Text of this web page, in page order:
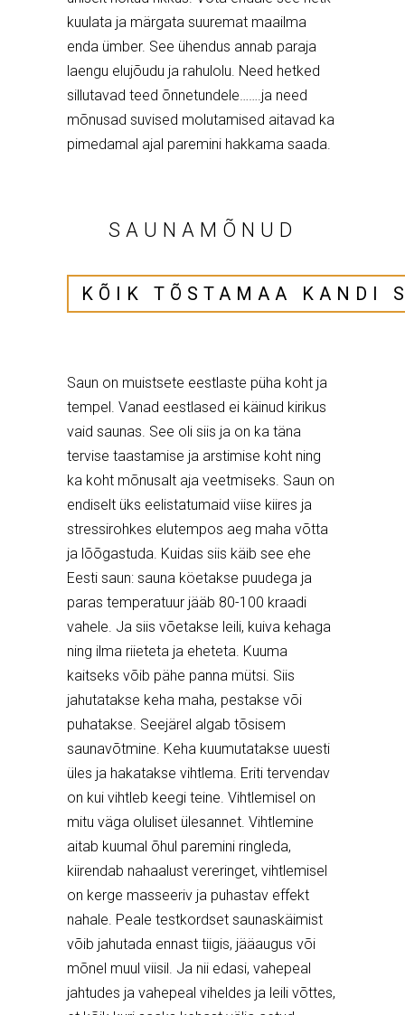
kuulata ja märgata suuremat maailma
enda ümber. See ühendus annab paraja
laengu elujõudu ja rahulolu. Need hetked
sillutavad teed õnnetundele…….ja need
mõnusad suvised molutamised aitavad ka
pimedamal ajal paremini hakkama saada.
SAUNAMÕNUD
KÕIK TÕSTAMAA KANDI
Saun on muistsete eestlaste püha koht ja
tempel. Vanad eestlased ei käinud kirikus
vaid saunas. See oli siis ja on ka täna
tervise taastamise ja arstimise koht ning
ka koht mõnusalt aja veetmiseks. Saun on
endiselt üks eelistatumaid viise kiires ja
stressirohkes elutempos aeg maha võtta
ja lõõgastuda. Kuidas siis käib see ehe
Eesti saun: sauna köetakse puudega ja
paras temperatuur jääb 80-100 kraadi
vahele. Ja siis võetakse leili, kuiva kehaga
ning ilma riieteta ja eheteta. Kuuma
kaitseks võib pähe panna mütsi. Siis
jahutatakse keha maha, pestakse või
puhatakse. Seejärel algab tõsisem
saunavõtmine. Keha kuumutatakse uuesti
üles ja hakatakse vihtlema. Eriti tervendav
on kui vihtleb keegi teine. Vihtlemisel on
mitu väga oluliset ülesannet. Vihtlemine
aitab kuumal õhul paremini ringleda,
kiirendab nahaalust vereringet, vihtlemisel
on kerge masseeriv ja puhastav effekt
nahale. Peale testkordset saunaskäimist
võib jahutada ennast tiigis, jääaugus või
mõnel muul viisil. Ja nii edasi, vahepeal
jahtudes ja vahepeal viheldes ja leili võttes,